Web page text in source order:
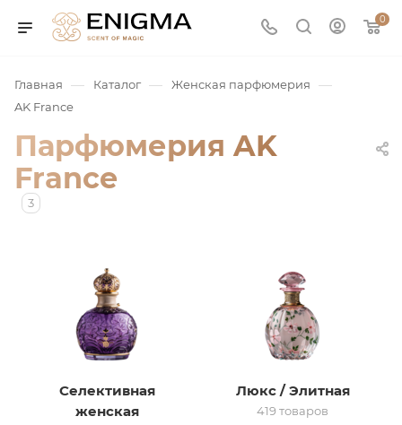
0
Главная — Каталог — Женская парфюмерия —
AK France
Парфюмерия AK
France
3
Селективная
женская
Люкс / Элитная
419 товаров